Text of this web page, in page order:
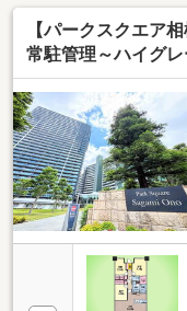
最上階の角
天井で開放
⇔洗面室の家
お使いです□
活に便利な室
収納スペース
ルコニー
【パークスクエア
常駐管理～ハイグ